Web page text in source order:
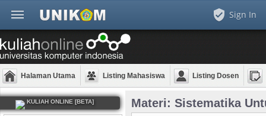
Sign In
Halaman Utama Listing Mahasiswa Listing Dosen
KULIAH ONLINE [BETA] Materi: Sistematika